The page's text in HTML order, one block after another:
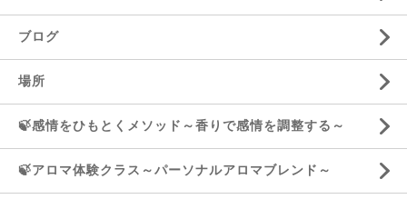
ブログ
場所
🍃感情をひもとくメソッド～香りで感情を調整する～
🍃アロマ体験クラス～パーソナルアロマブレンド～